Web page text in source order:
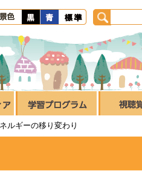
ルギーの移り変わり